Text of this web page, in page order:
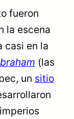
fueron
la escena
casi en la
(las
un sitio